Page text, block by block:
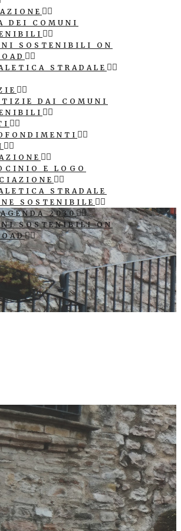
DEI COMUNI
SOSTENIBILI ON
STRADALE
DAI COMUNI
E LOGO
STRADALE
SOSTENIBILE
2030
SOSTENIBILI ON